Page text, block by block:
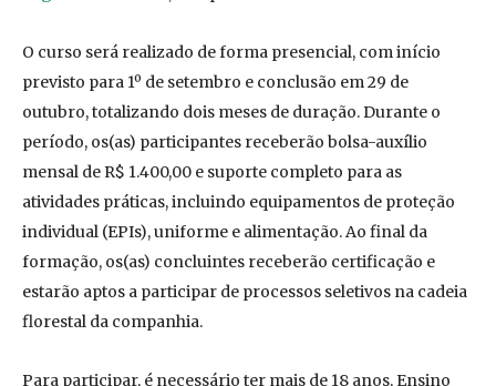
O curso será realizado de forma presencial, com início
previsto para 1º de setembro e conclusão em 29 de
outubro, totalizando dois meses de duração. Durante o
período, os(as) participantes receberão bolsa-auxílio
mensal de R$ 1.400,00 e suporte completo para as
atividades práticas, incluindo equipamentos de proteção
individual (EPIs), uniforme e alimentação. Ao final da
formação, os(as) concluintes receberão certificação e
estarão aptos a participar de processos seletivos na cadeia
florestal da companhia.
Para participar, é necessário ter mais de 18 anos, Ensino